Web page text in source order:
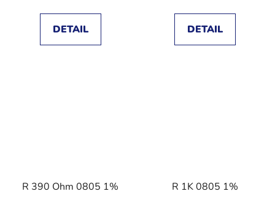
DETAIL DETAIL
R 390 Ohm 0805 1% R 1K 0805 1%